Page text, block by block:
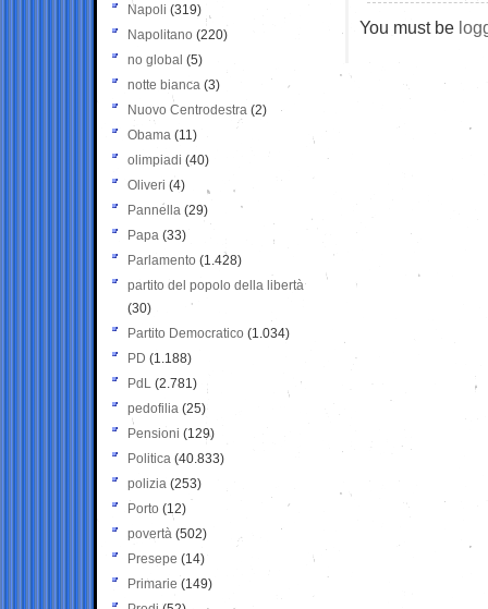
You must be
Napoli (319)
Napolitano (220)
no global (5)
notte bianca (3)
Nuovo Centrodestra (2)
Obama (11)
olimpiadi (40)
Oliveri (4)
Pannella (29)
Papa (33)
Parlamento (1.428)
partito del popolo della libertà
(30)
Partito Democratico (1.034)
PD (1.188)
PdL (2.781)
pedofilia (25)
Pensioni (129)
Politica (40.833)
polizia (253)
Porto (12)
povertà (502)
Presepe (14)
Primarie (149)